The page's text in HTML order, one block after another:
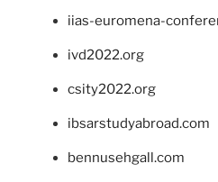
iias-euromena-
ivd2022.org
csity2022.org
ibsarstudyabroad.com
bennusehgall.com